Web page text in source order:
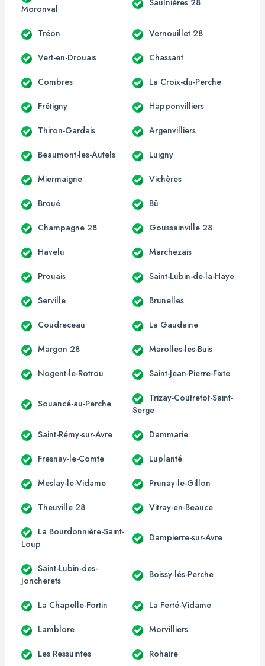
Moronval
Saulnières 28
Tréon Vernouillet 28
Vert-en-Drouais Chassant
Combres La Croix-du-Perche
Frétigny Happonvilliers
Thiron-Gardais Argenvilliers
Beaumont-les-Autels Luigny
Miermaigne Vichères
Broué Bû
Champagne 28 Goussainville 28
Havelu Marchezais
Prouais Saint-Lubin-de-la-Haye
Serville Brunelles
Coudreceau La Gaudaine
Margon 28 Marolles-les-Buis
Nogent-le-Rotrou Saint-Jean-Pierre-Fixte
Souancé-au-Perche
Trizay-Coutretot-Saint-
Serge
Saint-Rémy-sur-Avre Dammarie
Fresnay-le-Comte Luplanté
Meslay-le-Vidame Prunay-le-Gillon
Theuville 28 Vitray-en-Beauce
La Bourdonnière-Saint-
Loup
Dampierre-sur-Avre
Saint-Lubin-des-
Joncherets
Boissy-lès-Perche
La Chapelle-Fortin La Ferté-Vidame
Lamblore Morvilliers
Les Ressuintes Rohaire